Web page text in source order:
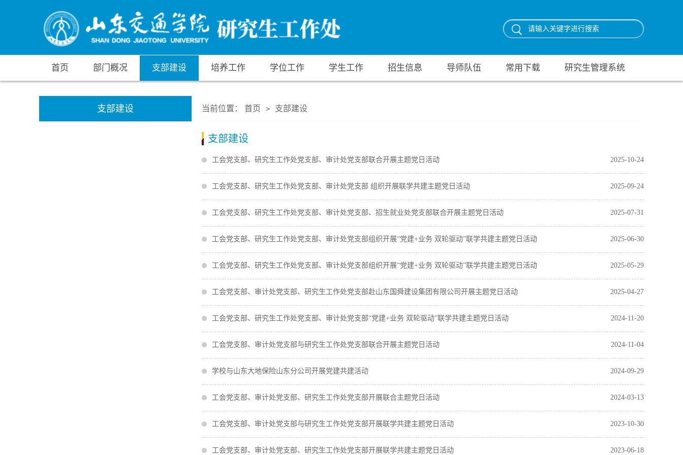
首页 部门概况 支部建设 培养工作 学位工作 学生工作 招生信息 导师队伍 常用下载 研究生管理系统
支部建设 当前位置： 首页 > 支部建设
支部建设
2025-10-24
工会党支部、研究生工作处党支部、审计处党支部联合开展主题党日活动
2025-09-24
工会党支部、研究生工作处党支部、审计处党支部 组织开展联学共建主题党日活动
2025-07-31
工会党支部、研究生工作处党支部、审计处党支部、招生就业处党支部联合开展主题党日活动
2025-06-30
工会党支部、研究生工作处党支部、审计处党支部组织开展“党建+业务 双轮驱动”联学共建主题党日活动
2025-05-29
工会党支部、研究生工作处党支部、审计处党支部组织开展“党建+业务 双轮驱动”联学共建主题党日活动
2025-04-27
工会党支部、审计处党支部、研究生工作处党支部赴山东国舜建设集团有限公司开展主题党日活动
2024-11-20
工会党支部、研究生工作处党支部、审计处党支部“党建+业务 双轮驱动”联学共建主题党日活动
2024-11-04
工会党支部、审计处党支部与研究生工作处党支部联合开展主题党日活动
2024-09-29
学校与山东大地保险山东分公司开展党建共建活动
2024-03-13
工会党支部、审计处党支部、研究生工作处党支部开展联合主题党日活动
2023-10-30
工会党支部、审计处党支部与研究生工作处党支部开展联学共建主题党日活动
2023-06-18
工会党支部、审计处党支部、研究生工作处党支部开展联学共建主题党日活动